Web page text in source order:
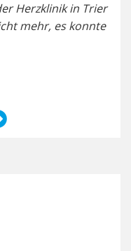
Herzklinik in Trier
mehr, es konnte